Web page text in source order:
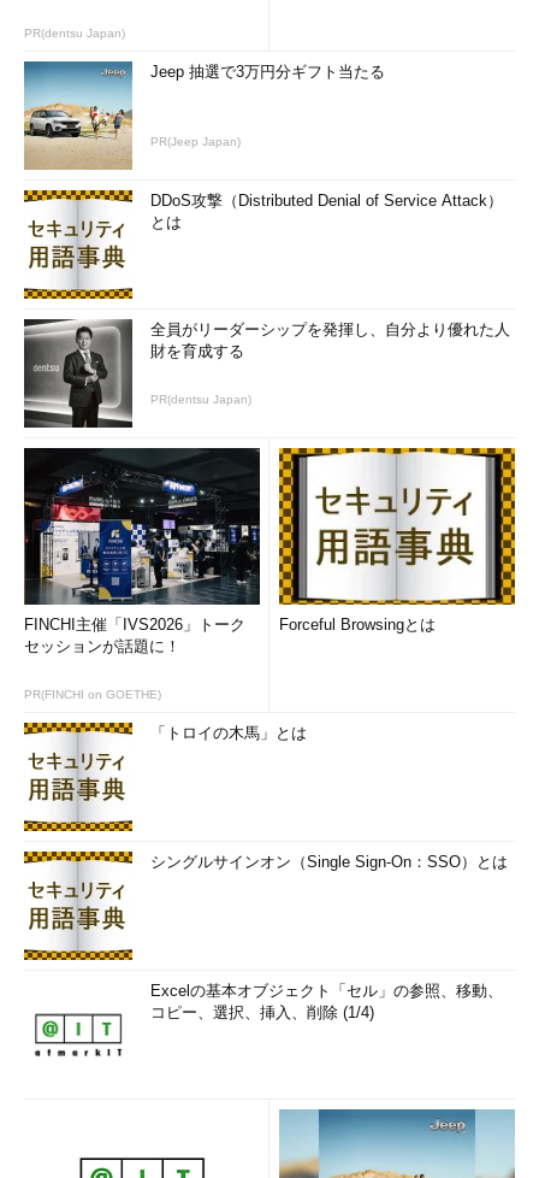
PR(dentsu Japan)
Jeep 抽選で3万円分ギフト当たる
PR(Jeep Japan)
DDoS攻撃（Distributed Denial of Service Attack）
とは
全員がリーダーシップを発揮し、自分より優れた人
財を育成する
PR(dentsu Japan)
FINCHI主催「IVS2026」トーク
セッションが話題に！
PR(FINCHI on GOETHE)
Forceful Browsingとは
「トロイの木馬」とは
シングルサインオン（Single Sign-On：SSO）とは
Excelの基本オブジェクト「セル」の参照、移動、
コピー、選択、挿入、削除 (1/4)